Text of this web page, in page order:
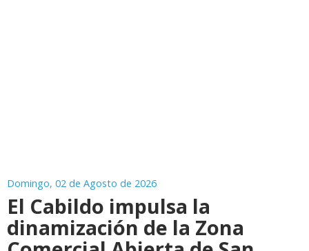
Domingo, 02 de Agosto de 2026
El Cabildo impulsa la
dinamización de la Zona